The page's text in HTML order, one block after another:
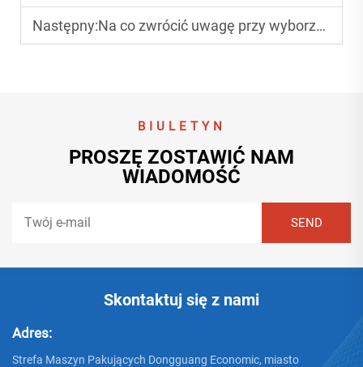
Następny:Na co zwrócić uwagę przy wyborze linii produkcyjnej do produkcji tektury falistej?
BIULETYN
PROSZĘ ZOSTAWIĆ NAM
WIADOMOŚĆ
Skontaktuj się z nami
Adres:
Strefa Maszyn Pakujących Dongguang Economic, miasto